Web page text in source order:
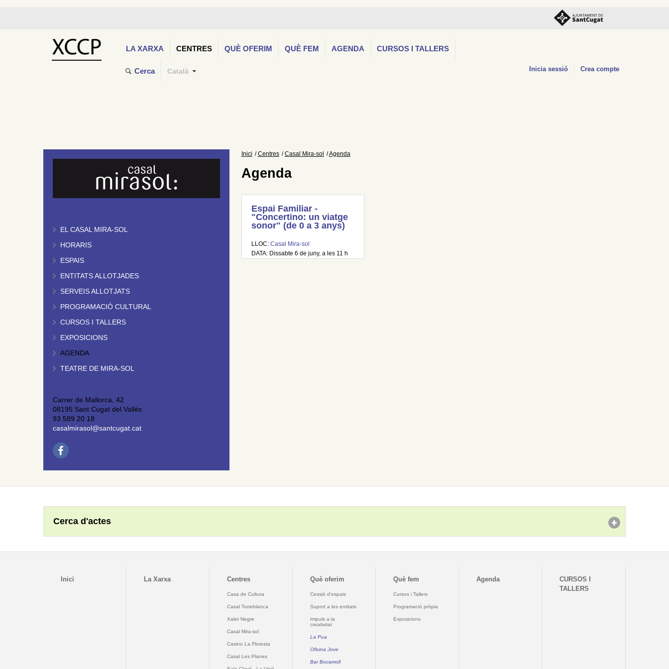
LA XARXA CENTRES QUÈ OFERIM QUÈ FEM AGENDA CURSOS I TALLERS
Cerca Català Inicia sessió Crea compte
EL CASAL MIRA-SOL
HORARIS
ESPAIS
ENTITATS ALLOTJADES
SERVEIS ALLOTJATS
PROGRAMACIÓ CULTURAL
CURSOS I TALLERS
EXPOSICIONS
AGENDA
TEATRE DE MIRA-SOL
Carrer de Mallorca, 42
08195 Sant Cugat del Vallès
93 589 20 18
casalmirasol@santcugat.cat
Inici Centres Casal Mira-sol Agenda
Agenda
Espai Familiar -
"Concertino: un viatge
sonor" (de 0 a 3 anys)
LLOC: Casal Mira-sol
DATA: Dissabte 6 de juny, a les 11 h
Cerca d'actes
Inici La Xarxa Centres
Casa de Cultura
Casal Torreblanca
Xalet Negre
Casal Mira-sol
Casino La Floresta
Casal Les Planes
Què oferim
Cessió d'espais
Suport a les entitats
Impuls a la
creativitat
La Pua
Oficina Jove
Bar Bocamoll
Què fem
Cursos i Tallers
Programació pròpia
Exposicions
Agenda
CURSOS I
TALLERS